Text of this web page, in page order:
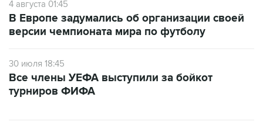
версии чемпионата мира по футболу
30 июля 18:45
турниров ФИФА